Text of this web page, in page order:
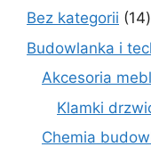
Bez kategorii 14
Budowlanka i
Akcesoria
Klamki
Chemia